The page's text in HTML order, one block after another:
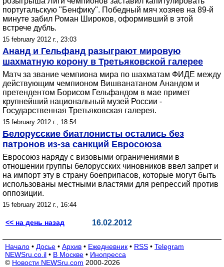
португальскую "Бенфику". Победный мяч хозяев на 89-й
минуте забил Роман Широков, оформивший в этой
встрече дубль.
15 february 2012 г., 23:03
Ананд и Гельфанд разыграют мировую
шахматную корону в Третьяковской галерее
Матч за звание чемпиона мира по шахматам ФИДЕ между
действующим чемпионом Вишванатаном Анандом и
претендентом Борисом Гельфандом в мае примет
крупнейший национальный музей России -
Государственная Третьяковская галерея.
15 february 2012 г., 18:54
Белорусские биатлонисты остались без
патронов из-за санкций Евросоюза
Евросоюз наряду с визовыми ограничениями в
отношении группы белорусских чиновников ввел запрет и
на импорт эту в страну боеприпасов, которые могут быть
использованы местными властями для репрессий против
оппозиции.
15 february 2012 г., 16:44
<< на день назад 16.02.2012
Начало • Досье • Архив • Ежедневник • RSS • Telegram
NEWSru.co.il • В Москве • Инопресса
© Новости NEWSru.com 2000-2026